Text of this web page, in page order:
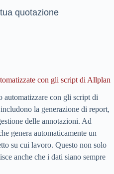
quotazione
con gli script di Allplan
automatizzare con gli script di
la generazione di report,
delle annotazioni. Ad
genera automaticamente un
su cui lavoro. Questo non solo
anche che i dati siano sempre